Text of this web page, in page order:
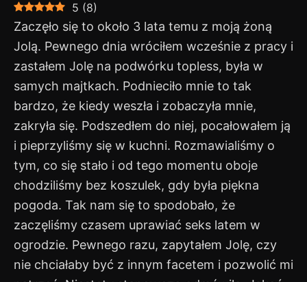
5 (8)
Zaczęło się to około 3 lata temu z moją żoną
Jolą. Pewnego dnia wróciłem wcześnie z pracy i
zastałem Jolę na podwórku topless, była w
samych majtkach. Podnieciło mnie to tak
bardzo, że kiedy weszła i zobaczyła mnie,
zakryła się. Podszedłem do niej, pocałowałem ją
i pieprzyliśmy się w kuchni. Rozmawialiśmy o
tym, co się stało i od tego momentu oboje
chodziliśmy bez koszulek, gdy była piękna
pogoda. Tak nam się to spodobało, że
zaczęliśmy czasem uprawiać seks latem w
ogrodzie. Pewnego razu, zapytałem Jolę, czy
nie chciałaby być z innym facetem i pozwolić mi